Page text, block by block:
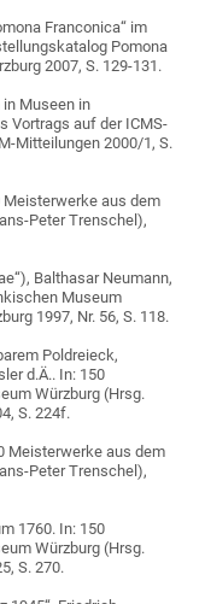
Franconica“ im
Pomona
2007, S. 129-131.
Museen in
Vortrags auf der ICMS-
Mitteilungen 2000/1, S.
Meisterwerke aus dem
Peter Trenschel),
Balthasar Neumann,
Museum
1997, Nr. 56, S. 118.
Poldreieck,
d.Ä.. In: 150
Würzburg (Hrsg.
S. 224f.
Meisterwerke aus dem
Peter Trenschel),
1760. In: 150
Würzburg (Hrsg.
S. 270.